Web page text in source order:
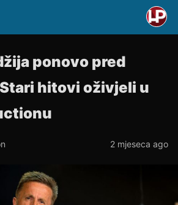
ponovo pred
hitovi oživjeli u
2 mjeseca ago